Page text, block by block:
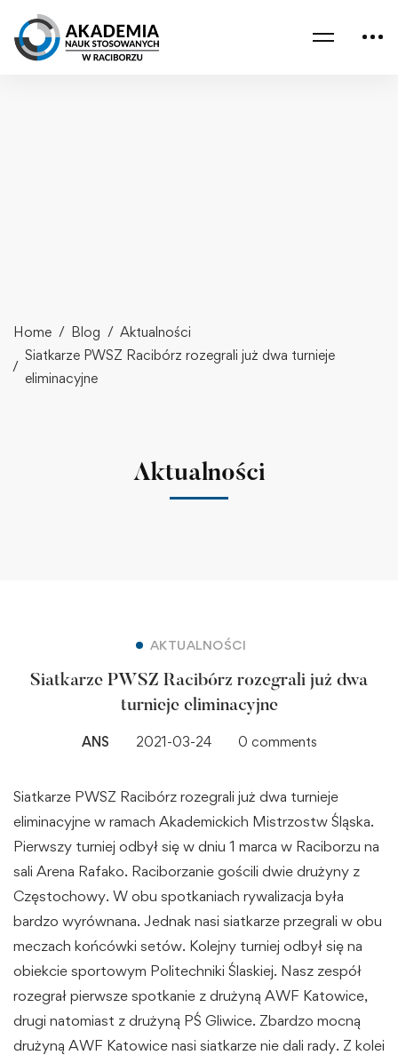
Home Blog
Aktualności
Siatkarze PWSZ Racibórz rozegrali już dwa turnieje
eliminacyjne
Aktualności
AKTUALNOŚCI
Siatkarze PWSZ Racibórz rozegrali już dwa
turnieje eliminacyjne
ANS 2021-03-24 0 comments
Siatkarze PWSZ Racibórz rozegrali już dwa turnieje
eliminacyjne w ramach Akademickich Mistrzostw Śląska.
Pierwszy turniej odbył się w dniu 1 marca w Raciborzu na
sali Arena Rafako. Raciborzanie gościli dwie drużyny z
Częstochowy. W obu spotkaniach rywalizacja była
bardzo wyrównana. Jednak nasi siatkarze przegrali w obu
meczach końcówki setów. Kolejny turniej odbył się na
obiekcie sportowym Politechniki Ślaskiej. Nasz zespół
rozegrał pierwsze spotkanie z drużyną AWF Katowice,
drugi natomiast z drużyną PŚ Gliwice. Zbardzo mocną
drużyną AWF Katowice nasi siatkarze nie dali rady. Z kolei